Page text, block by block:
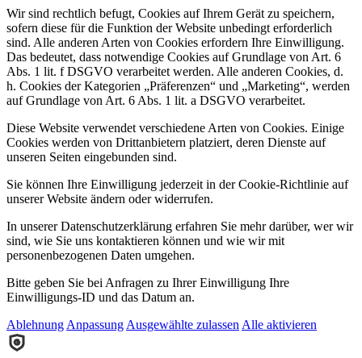
Wir sind rechtlich befugt, Cookies auf Ihrem Gerät zu speichern,
sofern diese für die Funktion der Website unbedingt erforderlich
sind. Alle anderen Arten von Cookies erfordern Ihre Einwilligung.
Das bedeutet, dass notwendige Cookies auf Grundlage von Art. 6
Abs. 1 lit. f DSGVO verarbeitet werden. Alle anderen Cookies, d.
h. Cookies der Kategorien „Präferenzen“ und „Marketing“, werden
auf Grundlage von Art. 6 Abs. 1 lit. a DSGVO verarbeitet.
Diese Website verwendet verschiedene Arten von Cookies. Einige
Cookies werden von Drittanbietern platziert, deren Dienste auf
unseren Seiten eingebunden sind.
Sie können Ihre Einwilligung jederzeit in der Cookie-Richtlinie auf
unserer Website ändern oder widerrufen.
In unserer Datenschutzerklärung erfahren Sie mehr darüber, wer wir
sind, wie Sie uns kontaktieren können und wie wir mit
personenbezogenen Daten umgehen.
Bitte geben Sie bei Anfragen zu Ihrer Einwilligung Ihre
Einwilligungs-ID und das Datum an.
Ablehnung Anpassung Ausgewählte zulassen Alle aktivieren